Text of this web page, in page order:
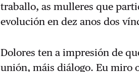
traballo, as mulleres que
evolución en dez anos dos
Dolores ten a impresión de
unión, máis diálogo. Eu miro